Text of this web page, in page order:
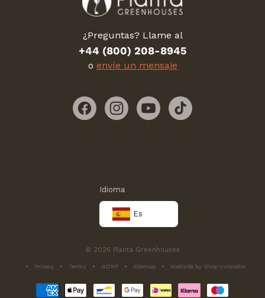
¿Preguntas? Llame al
+44 (800) 208-8945
o envíe un mensaje
FacebookInstagramYouTubeTikTok
Idioma
Es
Métodos
© 2026 Planta Greenhouses
Privacy Terms GDRP Sitemap Website by Shop Innovator